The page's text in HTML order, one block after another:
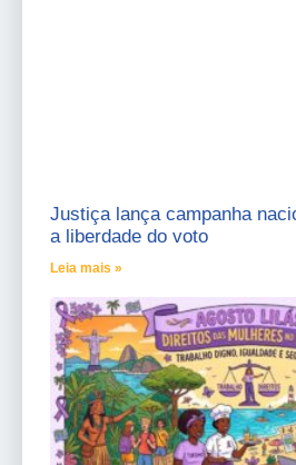
Justiça lança campanha
a liberdade do voto
Leia mais »